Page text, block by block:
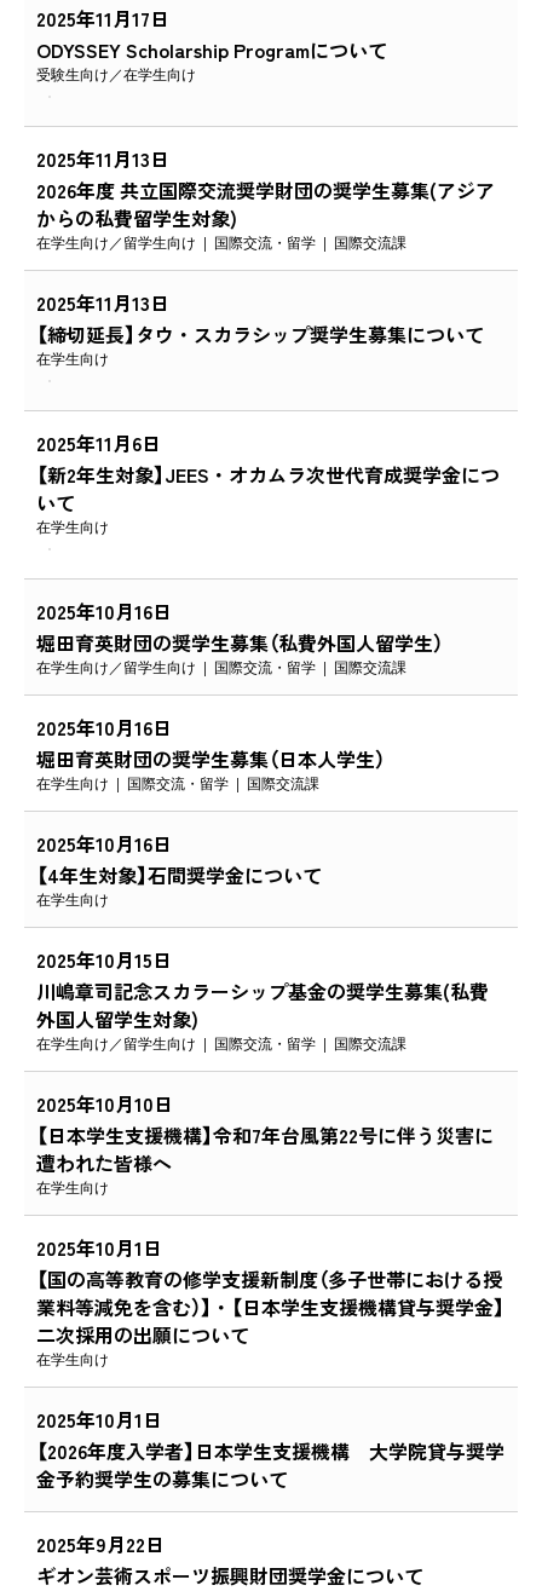
2025年11月17日
ODYSSEY Scholarship Programについて
受験生向け 在学生向け
2025年11月13日
2026年度 共立国際交流奨学財団の奨学生募集(アジア
からの私費留学生対象)
在学生向け 留学生向け 国際交流・留学 国際交流課
2025年11月13日
【締切延長】タウ・スカラシップ奨学生募集について
在学生向け
2025年11月6日
【新2年生対象】JEES・オカムラ次世代育成奨学金につ
いて
在学生向け
2025年10月16日
堀田育英財団の奨学生募集（私費外国人留学生）
在学生向け 留学生向け 国際交流・留学 国際交流課
2025年10月16日
堀田育英財団の奨学生募集（日本人学生）
在学生向け 国際交流・留学 国際交流課
2025年10月16日
【4年生対象】石間奨学金について
在学生向け
2025年10月15日
川嶋章司記念スカラーシップ基金の奨学生募集(私費
外国人留学生対象)
在学生向け 留学生向け 国際交流・留学 国際交流課
2025年10月10日
【日本学生支援機構】令和7年台風第22号に伴う災害に
遭われた皆様へ
在学生向け
2025年10月1日
【国の高等教育の修学支援新制度（多子世帯における授
業料等減免を含む）】・【日本学生支援機構貸与奨学金】
二次採用の出願について
在学生向け
2025年10月1日
【2026年度入学者】日本学生支援機構 大学院貸与奨学
金予約奨学生の募集について
2025年9月22日
ギオン芸術スポーツ振興財団奨学金について